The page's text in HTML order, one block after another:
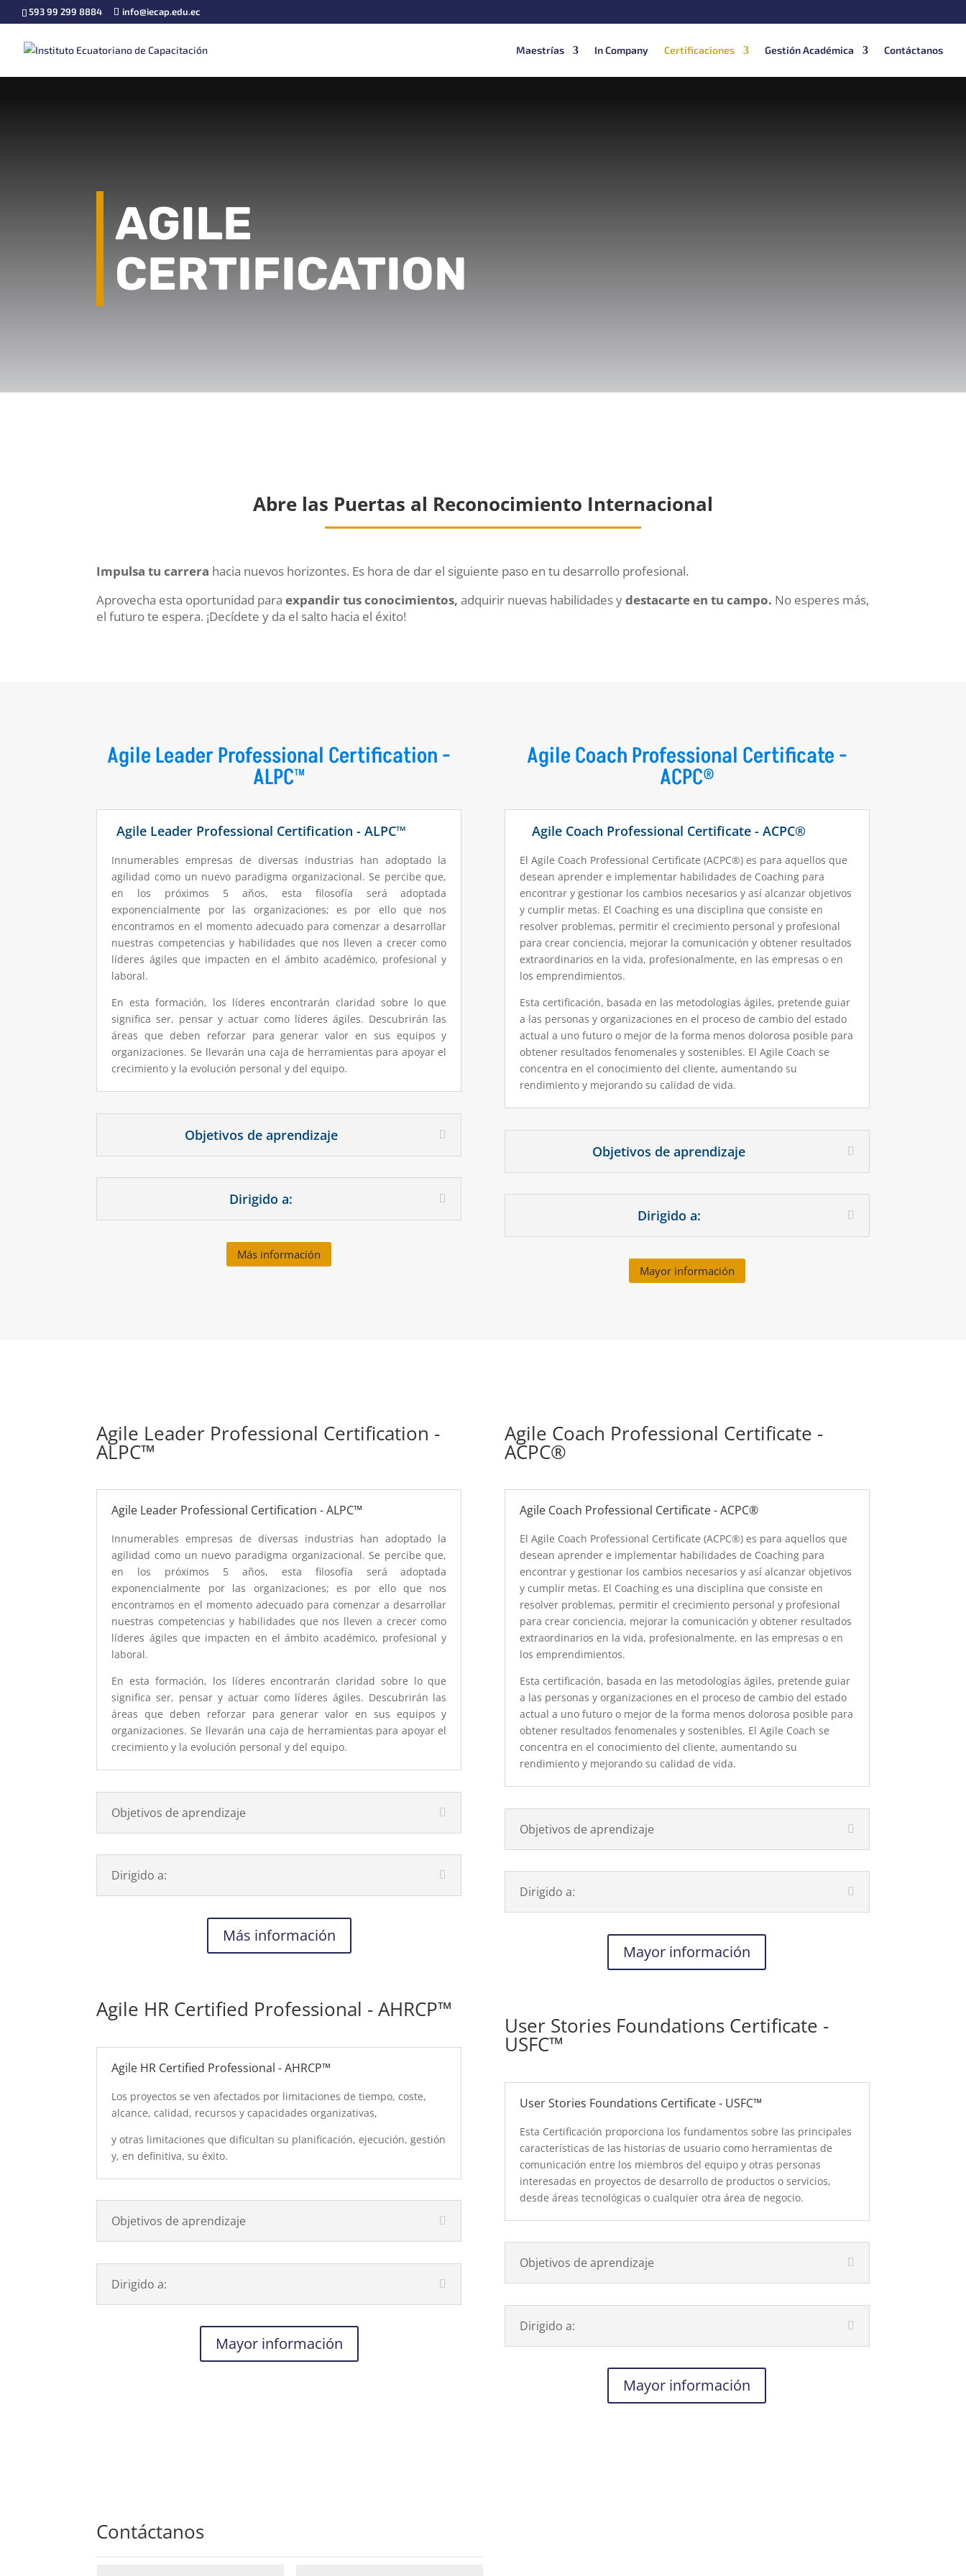
593 99 299 8884 info@iecap.edu.ec
Maestrías In Company Certificaciones Gestión Académica Contáctanos
AGILE
CERTIFICATION
Abre las Puertas al Reconocimiento Internacional
Impulsa tu carrera hacia nuevos horizontes. Es hora de dar el siguiente paso en tu desarrollo profesional.
Aprovecha esta oportunidad paraexpandir tus conocimientos, adquirir nuevas habilidades ydestacarte en tu campo. No esperes más,
el futuro te espera. ¡Decídete y da el salto hacia el éxito!
Agile Leader Professional Certification -
ALPC™
Agile Leader Professional Certification - ALPC™
Innumerables empresas de diversas industrias han adoptado la
agilidad como un nuevo paradigma organizacional. Se percibe que,
en los próximos 5 años, esta filosofía será adoptada
exponencialmente por las organizaciones; es por ello que nos
encontramos en el momento adecuado para comenzar a desarrollar
nuestras competencias y habilidades que nos lleven a crecer como
líderes ágiles que impacten en el ámbito académico, profesional y
laboral.
En esta formación, los líderes encontrarán claridad sobre lo que
significa ser, pensar y actuar como líderes ágiles. Descubrirán las
áreas que deben reforzar para generar valor en sus equipos y
organizaciones. Se llevarán una caja de herramientas para apoyar el
crecimiento y la evolución personal y del equipo.
Objetivos de aprendizaje
Dirigido a:
Más información
Agile Coach Professional Certificate -
ACPC®
Agile Coach Professional Certificate - ACPC®
El Agile Coach Professional Certificate (ACPC®) es para aquellos que
desean aprender e implementar habilidades de Coaching para
encontrar y gestionar los cambios necesarios y así alcanzar objetivos
y cumplir metas. El Coaching es una disciplina que consiste en
resolver problemas, permitir el crecimiento personal y profesional
para crear conciencia, mejorar la comunicación y obtener resultados
extraordinarios en la vida, profesionalmente, en las empresas o en
los emprendimientos.
Esta certificación, basada en las metodologías ágiles, pretende guiar
a las personas y organizaciones en el proceso de cambio del estado
actual a uno futuro o mejor de la forma menos dolorosa posible para
obtener resultados fenomenales y sostenibles. El Agile Coach se
concentra en el conocimiento del cliente, aumentando su
rendimiento y mejorando su calidad de vida.
Objetivos de aprendizaje
Dirigido a:
Mayor información
Agile Leader Professional Certification -
ALPC™
Agile Leader Professional Certification - ALPC™
Innumerables empresas de diversas industrias han adoptado la
agilidad como un nuevo paradigma organizacional. Se percibe que,
en los próximos 5 años, esta filosofía será adoptada
exponencialmente por las organizaciones; es por ello que nos
encontramos en el momento adecuado para comenzar a desarrollar
nuestras competencias y habilidades que nos lleven a crecer como
líderes ágiles que impacten en el ámbito académico, profesional y
laboral.
En esta formación, los líderes encontrarán claridad sobre lo que
significa ser, pensar y actuar como líderes ágiles. Descubrirán las
áreas que deben reforzar para generar valor en sus equipos y
organizaciones. Se llevarán una caja de herramientas para apoyar el
crecimiento y la evolución personal y del equipo.
Objetivos de aprendizaje
Dirigido a:
Más información
Agile HR Certified Professional - AHRCP™
Agile HR Certified Professional - AHRCP™
Los proyectos se ven afectados por limitaciones de tiempo, coste,
alcance, calidad, recursos y capacidades organizativas,
y otras limitaciones que dificultan su planificación, ejecución, gestión
y, en definitiva, su éxito.
Objetivos de aprendizaje
Dirigido a:
Mayor información
Agile Coach Professional Certificate -
ACPC®
Agile Coach Professional Certificate - ACPC®
El Agile Coach Professional Certificate (ACPC®) es para aquellos que
desean aprender e implementar habilidades de Coaching para
encontrar y gestionar los cambios necesarios y así alcanzar objetivos
y cumplir metas. El Coaching es una disciplina que consiste en
resolver problemas, permitir el crecimiento personal y profesional
para crear conciencia, mejorar la comunicación y obtener resultados
extraordinarios en la vida, profesionalmente, en las empresas o en
los emprendimientos.
Esta certificación, basada en las metodologías ágiles, pretende guiar
a las personas y organizaciones en el proceso de cambio del estado
actual a uno futuro o mejor de la forma menos dolorosa posible para
obtener resultados fenomenales y sostenibles. El Agile Coach se
concentra en el conocimiento del cliente, aumentando su
rendimiento y mejorando su calidad de vida.
Objetivos de aprendizaje
Dirigido a:
Mayor información
User Stories Foundations Certificate -
USFC™
User Stories Foundations Certificate - USFC™
Esta Certificación proporciona los fundamentos sobre las principales
características de las historias de usuario como herramientas de
comunicación entre los miembros del equipo y otras personas
interesadas en proyectos de desarrollo de productos o servicios,
desde áreas tecnológicas o cualquier otra área de negocio.
Objetivos de aprendizaje
Dirigido a:
Mayor información
Contáctanos